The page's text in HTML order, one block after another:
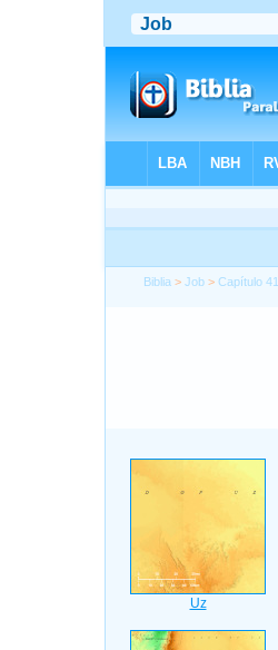
Biblia >Job >Capítulo 41